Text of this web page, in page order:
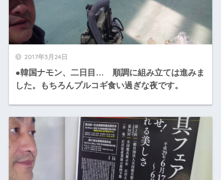
2017年3月24日
●韓国ナモン、二日目… 順調に組み立ては進みま
した。もちろんプルコギ食い過ぎな夜です。